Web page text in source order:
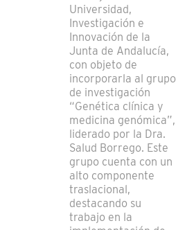
Universidad,
Investigación e
Innovación de la
Junta de Andalucía,
con objeto de
incorporarla al grupo
de investigación
“Genética clínica y
medicina genómica”,
liderado por la Dra.
Salud Borrego. Este
grupo cuenta con un
alto componente
traslacional,
destacando su
trabajo en la